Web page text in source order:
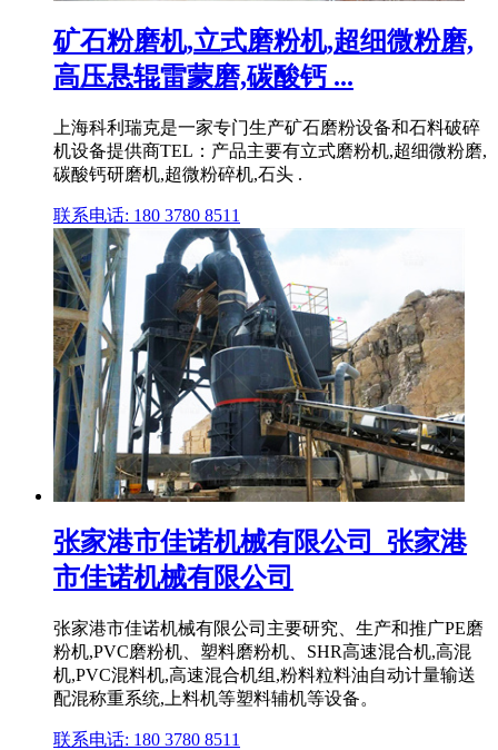
矿石粉磨机,立式磨粉机,超细微粉磨,
高压悬辊雷蒙磨,碳酸钙 ...
上海科利瑞克是一家专门生产矿石磨粉设备和石料破碎
机设备提供商TEL：产品主要有立式磨粉机,超细微粉磨,
碳酸钙研磨机,超微粉碎机,石头 .
联系电话: 180 3780 8511
张家港市佳诺机械有限公司_张家港
市佳诺机械有限公司
张家港市佳诺机械有限公司主要研究、生产和推广PE磨
粉机,PVC磨粉机、塑料磨粉机、SHR高速混合机,高混
机,PVC混料机,高速混合机组,粉料粒料油自动计量输送
配混称重系统,上料机等塑料辅机等设备。
联系电话: 180 3780 8511